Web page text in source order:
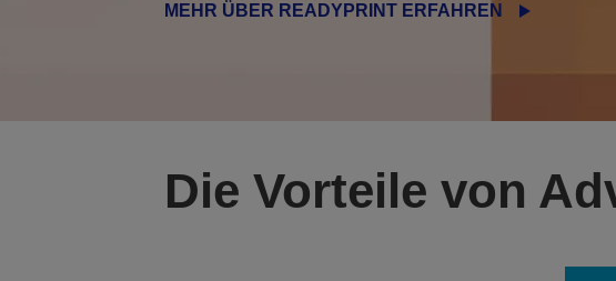
MEHR ÜBER READYPRINT ERFAHREN
Die Vorteile von